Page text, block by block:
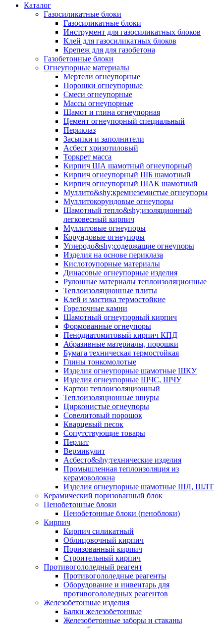
Каталог
Газосиликатные блоки
Газосиликатные блоки
Инструмент для газосиликатных блоков
Клей для газосиликатных блоков
Крепеж для для газобетона
Газобетонные блоки
Огнеупорные материалы
Мертели огнеупорные
Порошки огнеупорные
Смеси огнеупорные
Массы огнеупорные
Шамот и глина огнеупорная
Цемент огнеупорный специальный
Периклаз
Засыпки и заполнители
Асбест хризотиловый
Торкрет масса
Кирпич ША шамотный огнеупорный
Кирпич огнеупорный ШБ шамотный
Кирпич огнеупорный ШАК шамотный
Муллито&shy;­кремнеземистые огнеупоры
Муллито­корундовые огнеупоры
Шамотный тепло&shy;изоляционный
легковесный кирпич
Муллитовые огнеупоры
Корундовые огнеупоры
Углеродо&shy;содержащие огнеупоры
Изделия на основе периклаза
Кислотоупорные материалы
Динасовые огнеупорные изделия
Рулонные материалы теплоизоляционные
Тепло­изоляционные плиты
Клей и мастика термостойкие
Горелочные камни
Шамотный огнеупорный кирпич
Формованные огнеупоры
Пенодиатомитовый кирпич КПД
Абразивные материалы, порошки
Бумага техническая термостойкая
Глины тонкомолотые
Изделия огнеупорные шамотные ШКУ
Изделия огнеупорные ШЧС, ШЧУ
Картон теплоизоляционный
Теплоизоляционные шнуры
Цирконистые огнеупоры
Совелитовый порошок
Кварцевый песок
Сопутствующие товары
Перлит
Вермикулит
Асбесто&shy;технические изделия
Промышленная теплоизоляция из
керамоволокна
Изделия огнеупорные шамотные ШЛ, ШЛТ
Керамический поризованный блок
Пенобетонные блоки
Пенобетонные блоки (пеноблоки)
Кирпич
Кирпич силикатный
Облицовочный кирпич
Поризованный кирпич
Строительный кирпич
Противогололедный реагент
Противогололедные реагенты
Оборудование и инвентарь для
противогололедных реагентов
Железобетонные изделия
Балки железобетонные
Железобетонные заборы и стаканы